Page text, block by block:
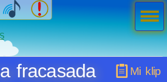
Mi klip
fracasada
Men
ú